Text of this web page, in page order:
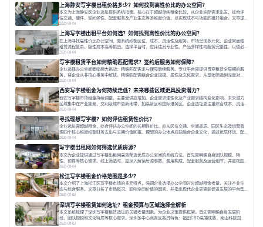
上海静安写字楼出租价格多少？如何找到高性价比的办公空间？
本文为上海静安区企业选址提供系统指南。核心在于超越单纯租金比较，从企业实际需求出发，综合评
估交通、硬件、空间弹性、配套服务及产业生态等多维度价值，以实现成本与功能的挺好组合。文章提
出打破固定工位思维，采用精装灵活空间与共享配套以提升性价比，并通过不同规模企业的实际案例加
以说明。之后指出，专业运营服务商提供的稳定环境、社群活动与产业集聚等增值服务，是很大化空间
价值、助力企业成长的关键。对于许多在
2026-08-04
上海写字楼出租平台如何选？如何找到高性价比的办公空间？
在上海寻找高性价比办公空间，需系统权衡区位、成本、灵活性及服务。市场呈现多元化，企业常面临
租赁流程复杂、隐性成本高等挑战。选择平台时，应评估其专业性、产品多样性与服务完整性。以德必
为例，其提供从空间到生态的解决方案，通过特色园区、灵活产品和丰富配套，满足不同企业需求。企
业应明确自身需求，实地考察，选择能支持长期发展、提升竞争力的办公空间。在上海寻找合适的办公
空间，对于企业行政负责人、中小企业主
2026-08-04
写字楼租赁平台如何精确匹配需求？签约后服务如何保障？
企业选择办公空间面临两大挑战：精确匹配需求与保障后续服务。专业平台需提供贯穿租赁全周期的服
务，将企业从非核心事务中解放。精确匹配需结合企业规模、属性及文化需求，从基础筛选到深度对
接；签约后则需构建覆盖硬件运维、共享配套及专业物业的全周期保障体系。德必集团通过标准化服务
与个性化运营结合，以全国布局和产业生态圈为企业提供稳定支持，体现了从信息撮合到深度服务的能
力转变。在为企业寻找办公空间的过程中，
2026-08-04
西安写字楼租金为何持续走低？未来哪些区域更具投资潜力？
西安写字楼市场租金持续调整，主要受供应增加、企业需求理性化及产业需求结构变化影响。未来潜力
区域集中在产业集聚、交利及城市更新地带，如高新区和国际港务区。企业选址更注重综合成本、灵活
性与员工体验，倾向于提供全包式服务的办公空间。专业运营方通过空间优化与社群服务，助力企业成
长，推动市场向多元化、高性价比方向发展。近年来，西安写字楼市场呈现出租金持续调整的态势，这
一现象引发了的广泛关注。作为西部重要
2026-08-04
寻找理想写字楼？如何评估租赁性价比？
企业选址需超越租金，综合评估办公空间的长期性价比。应从区位交通、空间品质、园区生态及运营管
理四个核心维度权衡财务支出与长期价值回报。理想的办公地点应能融合企业文化，通过优质环境、配
套服务及社群资源赋能业务增长，实现成本与价值的平衡。对于许多正在成长或寻求稳定发展的企业而
言，寻找一处合适的办公空间是一项至关重要的决策。这不仅关系到团队的日常工作效率与协作氛围，
更直接影响着企业的品牌形象、运营成本
2026-08-04
写字楼出租网如何筛选优质房源？
本文为企业提供通过写字楼出租网高效筛选优质办公空间的系统方法。首先需明确自身团队规模、特
性、预算等核心需求。线上筛选时，应深入解读房源参数、费用构成、配套服务及运营细节，并重视园
区产业生态与交通区位价值。同时，需考察运营方的品牌背景与持续服务能力。完成线上初选后，必须
进行线下实地验证，核对空间实景、测试设施、感受园区氛围并确认合同条款，从而做出精确决策。在
数字化时代，写字楼出租网已成为企业寻找
2026-08-04
松江写字楼租金价格范围是多少？
本文介绍了上海松江区写字楼市场的多元特点，强调企业选择办公空间时应超越租金考量，关注产业生
态与综合服务。文章分析了市场概况、影响空间价值的因素，并指出现代企业更需能促进发展的平台型
空间。之后，以德必集团为例，说明运营方如何通过构建服务生态助力企业成长，建议企业系统评估需
求与长期价值，选择匹配的发展载体。对于许多寻求在上海松江区设立或扩展办公空间的企业而言，了
解该区域的写字楼市场概况是决策的首先
2026-08-03
深圳写字楼租赁如何选址？租金预算与区域选择全解析
本文系统梳理了深圳写字楼租赁选址的关键考量因素，为企业决策提供框架。首先需明确自身发展阶
段、团队规模和文化特质等核心需求。深圳多中心商务区各具特色：福田CBD高端成熟，南山科技园创
新活力强，前海具政策优势。除传统写字楼外，创意产业园注重生态与社群，适合文创、科技类企业。
2026-08-03